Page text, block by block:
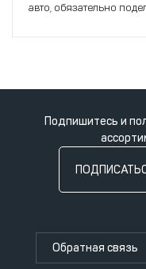
авто, обязательно
Подпишитесь и
Обратная связь